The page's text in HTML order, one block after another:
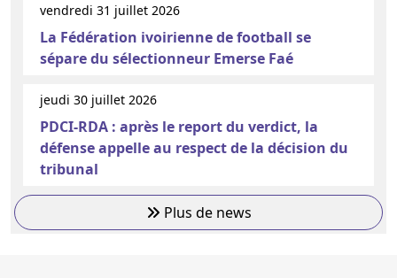
vendredi 31 juillet 2026
La Fédération ivoirienne de football se
sépare du sélectionneur Emerse Faé
jeudi 30 juillet 2026
PDCI-RDA : après le report du verdict, la
défense appelle au respect de la décision du
tribunal
Plus de news